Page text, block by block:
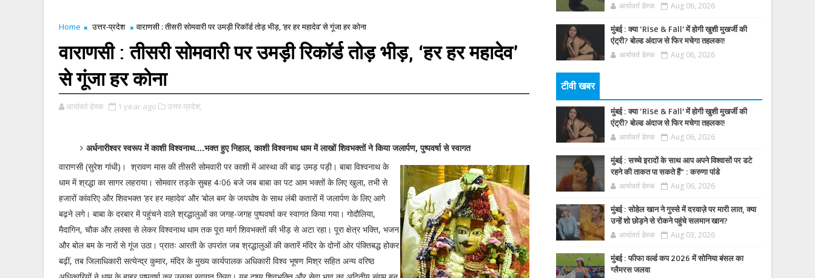
Home उत्तर-प्रदेश वाराणसी : तीसरी सोमवारी पर उमड़ी रिकॉर्ड तोड़ भीड़, ‘हर हर महादेव’ से गूंजा हर कोना
वाराणसी : तीसरी सोमवारी पर उमड़ी रिकॉर्ड तोड़ भीड़, ‘हर हर महादेव’
से गूंजा हर कोना
आर्यावर्त डेस्क 1 year ago उत्तर-प्रदेश,
अर्धनारीश्वर स्वरूप में काशी विश्वनाथ....भक्त हुए निहाल, काशी विश्वनाथ धाम में लाखों शिवभक्तों ने किया जलार्पण, पुष्पवर्षा से स्वागत
वाराणसी (सुरेश गांधी)। श्रावण मास की तीसरी सोमवारी पर काशी में आस्था की बाढ़ उमड़ पड़ी। बाबा विश्वनाथ के
धाम में श्रद्धा का सागर लहराया। सोमवार तड़के सुबह 4ः06 बजे जब बाबा का पट आम भक्तों के लिए खुला, तभी से
हजारों कांवरिए और शिवभक्त ‘हर हर महादेव’ और ‘बोल बम’ के जयघोष के साथ लंबी कतारों में जलार्पण के लिए आगे
बढ़ने लगे। बाबा के दरबार में पहुंचने वाले श्रद्धालुओं का जगह-जगह पुष्पवर्षा कर स्वागत किया गया। गोदौलिया,
मैदागिन, चौक और लक्सा से लेकर विश्वनाथ धाम तक पूरा मार्ग शिवभक्तों की भीड़ से अटा रहा। पूरा क्षेत्र भक्ति, भजन
और बोल बम के नारों से गूंज उठा। प्रातः आरती के उपरांत जब श्रद्धालुओं की कतारें मंदिर के दोनों ओर पंक्तिबद्ध होकर
बढ़ीं, तब जिलाधिकारी सत्येन्द्र कुमार, मंदिर के मुख्य कार्यपालक अधिकारी विश्व भूषण मिश्र सहित अन्य वरिष्ठ
आर्यावर्त डेस्क Aug 06, 2026
मुंबई : क्या ‘Rise & Fall’ में होगी खुशी मुखर्जी की
एंट्री? बोल्ड अंदाज से फिर मचेगा तहलका!
आर्यावर्त डेस्क Aug 06, 2026
टीवी खबर
मुंबई : क्या ‘Rise & Fall’ में होगी खुशी मुखर्जी की
एंट्री? बोल्ड अंदाज से फिर मचेगा तहलका!
आर्यावर्त डेस्क Aug 06, 2026
मुंबई : सच्चे इरादों के साथ आप अपने विश्वासों पर डटे
रहने की ताकत पा सकते हैं” : करुणा पांडे
आर्यावर्त डेस्क Aug 06, 2026
मुंबई : सोहेल खान ने गुस्से में दरवाज़े पर मारी लात, क्या
उन्हें शो छोड़ने से रोकने पहुंचे सलमान खान?
आर्यावर्त डेस्क Aug 03, 2026
मुंबई : फीफा वर्ल्ड कप 2026 में सोनिया बंसल का
ग्लैमरस जलवा